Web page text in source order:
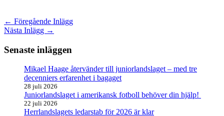
← Föregående Inlägg
Nästa Inlägg →
Senaste inläggen
Mikael Haage återvänder till juniorlandslaget – med tre
decenniers erfarenhet i bagaget
28 juli 2026
Juniorlandslaget i amerikansk fotboll behöver din hjälp!
22 juli 2026
Herrlandslagets ledarstab för 2026 är klar